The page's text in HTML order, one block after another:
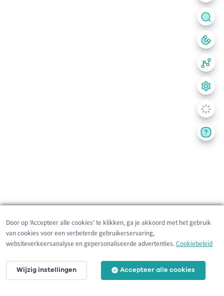
2 km
Door op 'Accepteer alle cookies' te klikken, ga je akkoord met het gebruik
van cookies voor een verbeterde gebruikerservaring,
websiteverkeersanalyse en gepersonaliseerde advertenties.Cookiebeleid
Wijzig instellingen Accepteer alle cookies